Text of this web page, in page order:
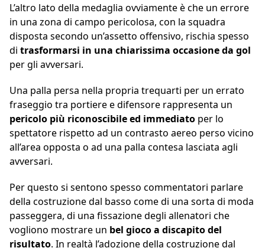
L’altro lato della medaglia ovviamente è che un errore
in una zona di campo pericolosa, con la squadra
disposta secondo un’assetto offensivo, rischia spesso
di trasformarsi in una chiarissima occasione da gol
per gli avversari.
Una palla persa nella propria trequarti per un errato
fraseggio tra portiere e difensore rappresenta un
pericolo più riconoscibile ed immediato per lo
spettatore rispetto ad un contrasto aereo perso vicino
all’area opposta o ad una palla contesa lasciata agli
avversari.
Per questo si sentono spesso commentatori parlare
della costruzione dal basso come di una sorta di moda
passeggera, di una fissazione degli allenatori che
vogliono mostrare un bel gioco a discapito del
risultato. In realtà l’adozione della costruzione dal